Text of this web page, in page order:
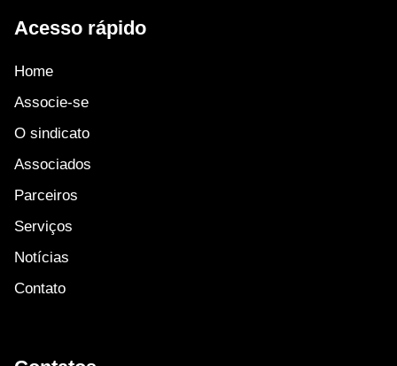
Acesso rápido
Home
Associe-se
O sindicato
Associados
Parceiros
Serviços
Notícias
Contato